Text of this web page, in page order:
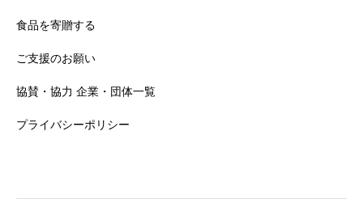
食品を寄贈する
ご支援のお願い
協賛・協力 企業・団体一覧
プライバシーポリシー